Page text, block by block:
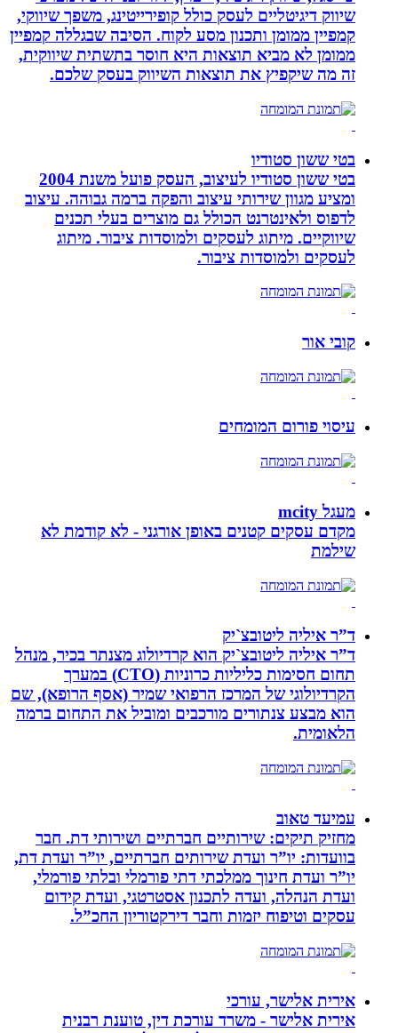
שיווק דיגיטליים לעסק כולל קופירייטינג, משפך שיווקי,
קמפיין ממומן ותכנון מסע לקוח. הסיבה שבגללה קמפיין
ממומן לא מביא תוצאות היא חוסר בתשתית שיווקית,
זה מה שיקפיץ את תוצאות השיווק בעסק שלכם.
בטי ששון סטודיו
בטי ששון סטודיו לעיצוב, העסק פועל משנת 2004
ומציע מגוון שירותי עיצוב והפקה ברמה גבוהה. עיצוב
לדפוס ולאינטרנט הכולל גם מוצרים בעלי תכנים
שיווקיים. מיתוג לעסקים ולמוסדות ציבור. מיתוג
לעסקים ולמוסדות ציבור.
קובי אור
עיסוי פורום המומחים
מעגל mcity
מקדם עסקים קטנים באופן אורגני - לא קודמת לא
שילמת
ד”ר איליה ליטובצ`יק
ד”ר איליה ליטובצ`יק הוא קרדיולוג מצנתר בכיר, מנהל
תחום חסימות כליליות כרוניות (CTO) במערך
הקרדיולוגי של המרכז הרפואי שמיר (אסף הרופא), שם
הוא מבצע צנתורים מורכבים ומוביל את התחום ברמה
הלאומית.
עמיעד טאוב
מחזיק תיקים: שירותיים חברתיים ושירותי דת. חבר
בוועדות: יו”ר ועדת שירותים חברתיים, יו”ר ועדת דת,
יו”ר ועדת חינוך ממלכתי דתי פורמלי ובלתי פורמלי,
ועדת הנהלה, ועדה לתכנון אסטרטגי, ועדת קידום
עסקים וטיפוח יזמות וחבר דירקטוריון החכ”ל.
אירית אלישר, עורכי
אירית אלישר - משרד עורכת דין, טוענת רבנית